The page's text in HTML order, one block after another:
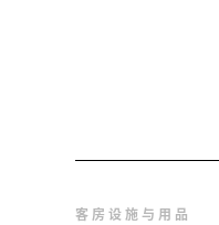
客房设施与用品